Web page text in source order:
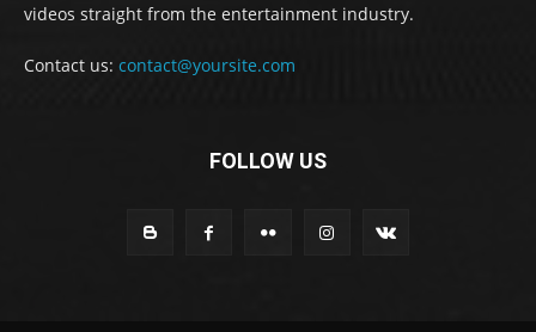
videos straight from the entertainment industry.
Contact us: contact@yoursite.com
FOLLOW US